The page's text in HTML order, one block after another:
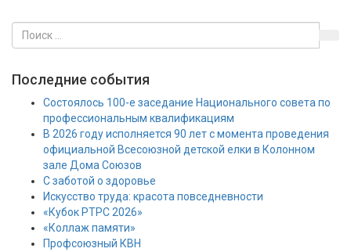
Последние события
Состоялось 100-е заседание Национального совета по
профессиональным квалификациям
В 2026 году исполняется 90 лет с момента проведения
официальной Всесоюзной детской елки в Колонном
зале Дома Союзов
С заботой о здоровье
Искусство труда: красота повседневности
«Кубок РТРС 2026»
«Коллаж памяти»
Профсоюзный КВН